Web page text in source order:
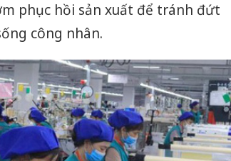
phục hồi sản xuất để tránh đứt
công nhân.